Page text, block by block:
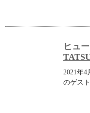
ヒュ
2021年4
のゲス